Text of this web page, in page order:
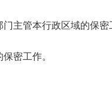
主管本行政区域的保密
密工作。